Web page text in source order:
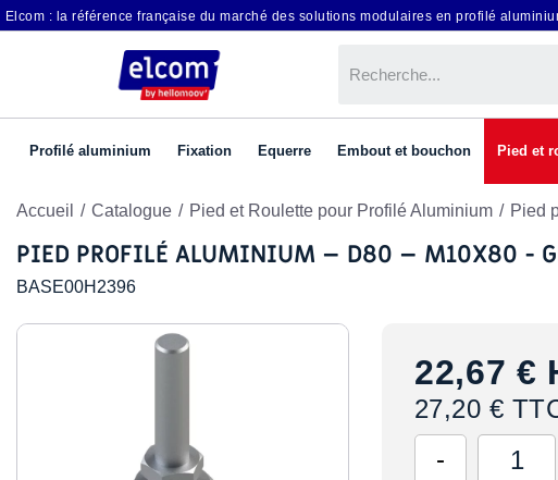
Elcom : la référence française du marché des solutions modulaires en profilé
Profilé aluminium Fixation Equerre Embout et bouchon Pied et
Accueil Catalogue Pied et Roulette pour Profilé Aluminium Pied
PIED PROFILÉ ALUMINIUM – D80 – M10X80 -
BASE00H2396
22,67 €
27,20 €